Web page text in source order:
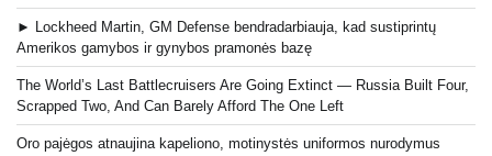
► Lockheed Martin, GM Defense bendradarbiauja, kad sustiprintų
Amerikos gamybos ir gynybos pramonės bazę
The World’s Last Battlecruisers Are Going Extinct — Russia Built Four,
Scrapped Two, And Can Barely Afford The One Left
Oro pajėgos atnaujina kapeliono, motinystės uniformos nurodymus